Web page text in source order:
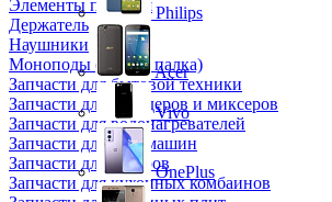
Элементы питания
Держатель
Наушники
Моноподы (Селфи палка)
Запчасти для бытовой техники
Запчасти для блендеров и миксеров
Запчасти для водонагревателей
Запчасти для кофемашин
Запчасти для кулеров
Запчасти для кухонных комбаинов
Philips
Acer
Vivo
OnePlus